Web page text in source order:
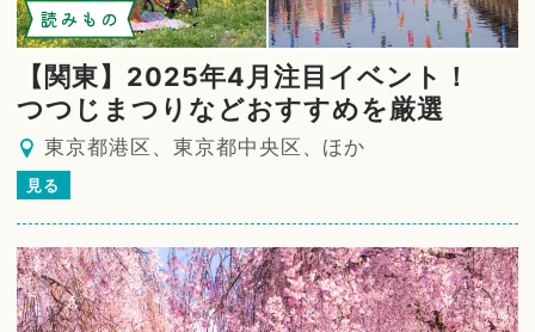
読みもの
【関東】2025年4月注目イベント！
つつじまつりなどおすすめを厳選
東京都港区、東京都中央区、ほか
見る